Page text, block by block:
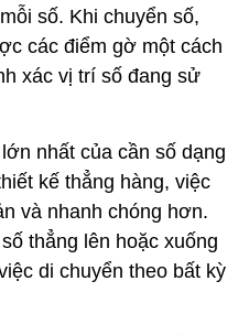
số. Khi chuyển số,
các điểm gờ một cách
xác vị trí số đang sử
nhất của cần số dạng
kế thẳng hàng, việc
và nhanh chóng hơn.
thẳng lên hoặc xuống
di chuyển theo bất kỳ